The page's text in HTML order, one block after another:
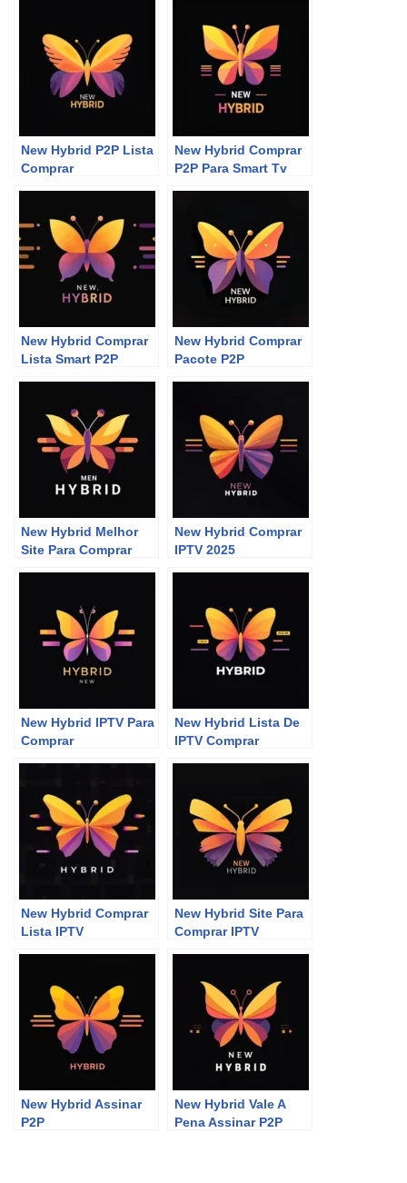
New Hybrid P2P Lista
Comprar
New Hybrid Comprar
P2P Para Smart Tv
New Hybrid Comprar
Lista Smart P2P
New Hybrid Comprar
Pacote P2P
New Hybrid Melhor
Site Para Comprar
New Hybrid Comprar
IPTV 2025
New Hybrid IPTV Para
Comprar
New Hybrid Lista De
IPTV Comprar
New Hybrid Comprar
Lista IPTV
New Hybrid Site Para
Comprar IPTV
New Hybrid Assinar
P2P
New Hybrid Vale A
Pena Assinar P2P